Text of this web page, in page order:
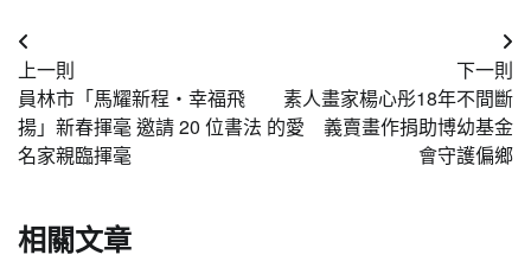
文
章
導
覽
上一則
員林市「馬耀新程・幸福飛
揚」新春揮毫 邀請 20 位書法
名家親臨揮毫
下一則
素人畫家楊心彤18年不間斷
的愛 義賣畫作捐助博幼基金
會守護偏鄉
相關文章